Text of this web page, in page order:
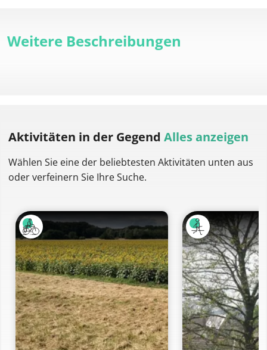
Weitere Beschreibungen
Aktivitäten in der Gegend Alles anzeigen
Wählen Sie eine der beliebtesten Aktivitäten unten aus
oder verfeinern Sie Ihre Suche.